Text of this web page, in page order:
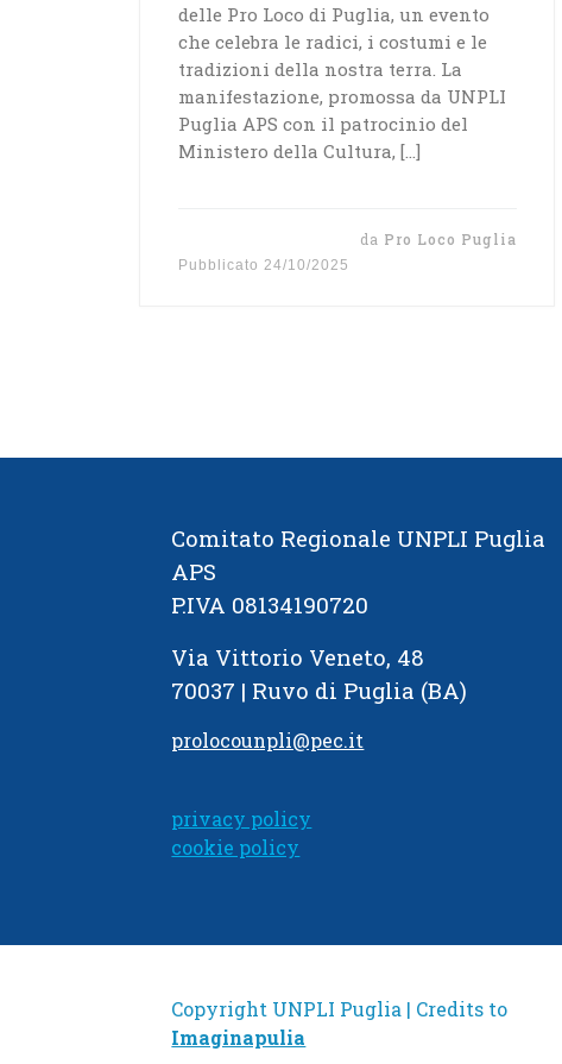
delle Pro Loco di Puglia, un evento
che celebra le radici, i costumi e le
tradizioni della nostra terra. La
manifestazione, promossa da UNPLI
Puglia APS con il patrocinio del
Ministero della Cultura, […]
da Pro Loco Puglia
Pubblicato 24/10/2025
Comitato Regionale UNPLI Puglia
APS
P.IVA 08134190720
Via Vittorio Veneto, 48
70037 | Ruvo di Puglia (BA)
prolocounpli@pec.it
privacy policy
cookie policy
Copyright UNPLI Puglia | Credits to
Imaginapulia